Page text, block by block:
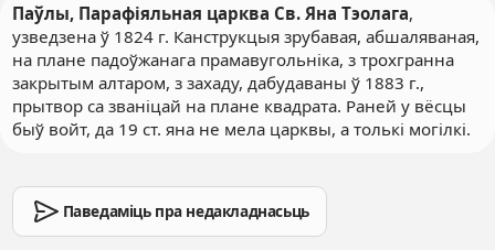
Паўлы, Парафіяльная царква Св. Яна Тэолага,
узведзена ў 1824 г. Канструкцыя зрубавая, абшаляваная,
на плане падоўжанага прамавугольніка, з трохгранна
закрытым алтаром, з захаду, дабудаваны ў 1883 г.,
прытвор са званіцай на плане квадрата. Раней у вёсцы
быў войт, да 19 ст. яна не мела царквы, а толькі могілкі.
Паведаміць пра недакладнасьць